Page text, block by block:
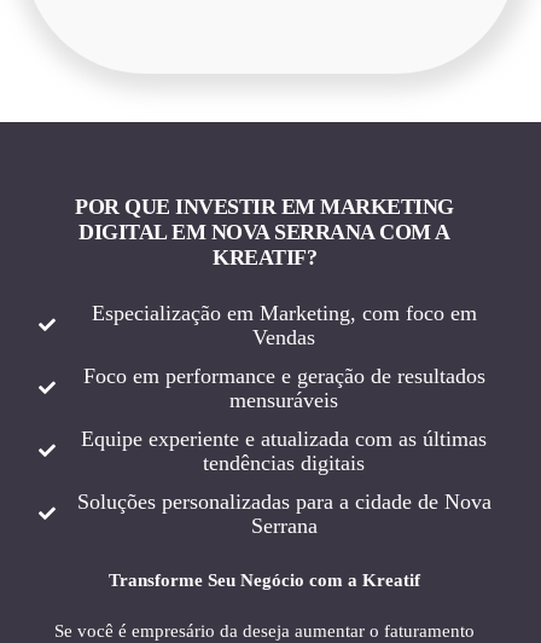
POR QUE INVESTIR EM MARKETING
DIGITAL EM NOVA SERRANA COM A
KREATIF?
Especialização em Marketing, com foco em
Vendas
Foco em performance e geração de resultados
mensuráveis
Equipe experiente e atualizada com as últimas
tendências digitais
Soluções personalizadas para a cidade de Nova
Serrana
Transforme Seu Negócio com a Kreatif
Se você é empresário da deseja aumentar o faturamento